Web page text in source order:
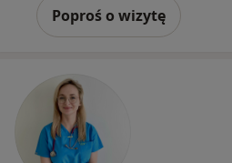
Poproś o wizytę